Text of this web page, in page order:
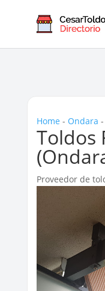
Home - Ondara -
Toldos
Proveedor de